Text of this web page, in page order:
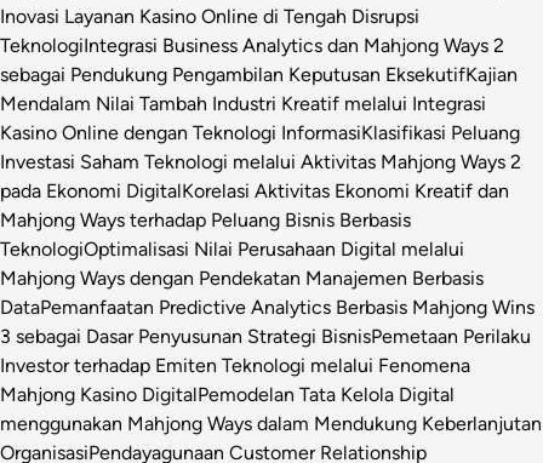
Inovasi Layanan Kasino Online di Tengah Disrupsi
TeknologiIntegrasi Business Analytics dan Mahjong Ways 2
sebagai Pendukung Pengambilan Keputusan EksekutifKajian
Mendalam Nilai Tambah Industri Kreatif melalui Integrasi
Kasino Online dengan Teknologi InformasiKlasifikasi Peluang
Investasi Saham Teknologi melalui Aktivitas Mahjong Ways 2
pada Ekonomi DigitalKorelasi Aktivitas Ekonomi Kreatif dan
Mahjong Ways terhadap Peluang Bisnis Berbasis
TeknologiOptimalisasi Nilai Perusahaan Digital melalui
Mahjong Ways dengan Pendekatan Manajemen Berbasis
DataPemanfaatan Predictive Analytics Berbasis Mahjong Wins
3 sebagai Dasar Penyusunan Strategi BisnisPemetaan Perilaku
Investor terhadap Emiten Teknologi melalui Fenomena
Mahjong Kasino DigitalPemodelan Tata Kelola Digital
menggunakan Mahjong Ways dalam Mendukung Keberlanjutan
OrganisasiPendayagunaan Customer Relationship